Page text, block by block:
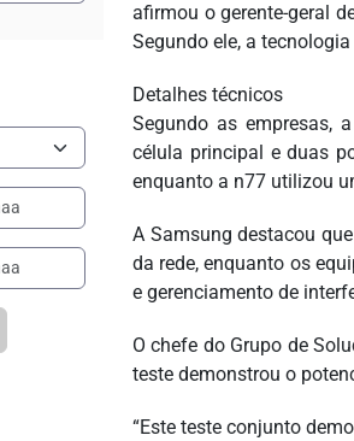
afirmou o gerente-geral
Segundo ele, a
Detalhes técnicos
Segundo as empresas,
célula principal e duas
enquanto a n77 utilizou
A Samsung destacou
da rede, enquanto os
e gerenciamento de
O chefe do Grupo de
teste demonstrou o
“Este teste conjunto